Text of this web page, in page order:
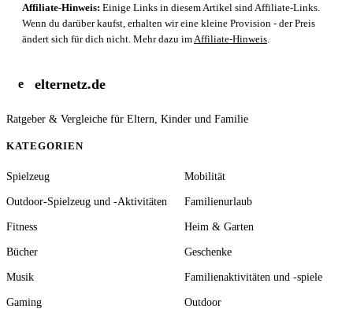
Affiliate-Hinweis: Einige Links in diesem Artikel sind Affiliate-Links.
Wenn du darüber kaufst, erhalten wir eine kleine Provision - der Preis
ändert sich für dich nicht. Mehr dazu im Affiliate-Hinweis
e elternetz.de
Ratgeber & Vergleiche für Eltern, Kinder und Familie
KATEGORIEN
Spielzeug Mobilität
Outdoor-Spielzeug und -Aktivitäten Familienurlaub
Fitness Heim & Garten
Bücher Geschenke
Musik Familienaktivitäten und -spiele
Gaming Outdoor